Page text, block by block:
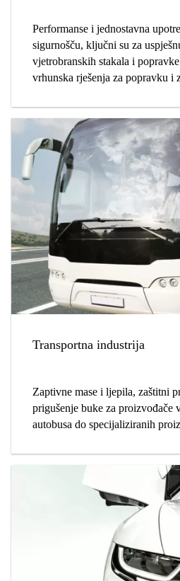
Performanse i jednostavna
sigurnošču, ključni su za
vjetrobranskih stakala i
vrhunska rješenja za popravku i
Transportna industrija
Zaptivne mase i ljepila, zaštitni
prigušenje buke za proizvođače
autobusa